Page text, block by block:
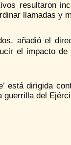
resultaron
llamadas y
añadió el
el impacto
está dirigida
del